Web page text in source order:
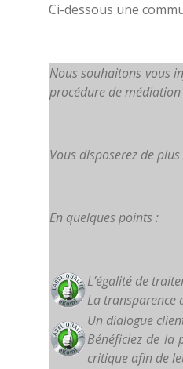
Ci-dessous une
Nous souhaitons vous
procédure de médiation
Vous disposerez de
En quelques points :
L’égalité de
La transparence
Un dialogue
Bénéficiez de la
critique afin de